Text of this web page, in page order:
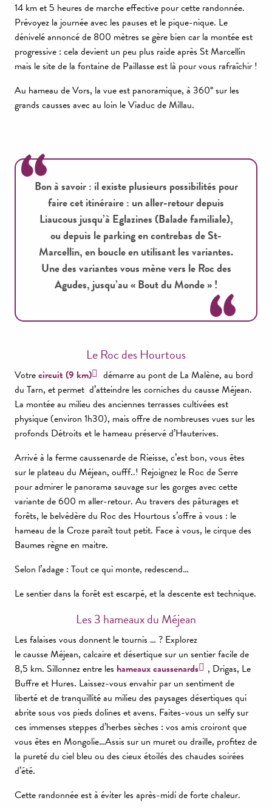
14 km et 5 heures de marche effective pour cette randonnée.
Prévoyez la journée avec les pauses et le pique-nique. Le
dénivelé annoncé de 800 mètres se gère bien car la montée est
progressive : cela devient un peu plus raide après St Marcellin
mais le site de la fontaine de Paillasse est là pour vous rafraîchir !
Au hameau de Vors, la vue est panoramique, à 360° sur les
grands causses avec au loin le Viaduc de Millau.
Bon à savoir : il existe plusieurs possibilités pour
faire cet itinéraire : un aller-retour depuis
Liaucous jusqu’à Eglazines (Balade familiale),
ou depuis le parking en contrebas de St-
Marcellin, en boucle en utilisant les variantes.
Une des variantes vous mène vers le Roc des
Agudes, jusqu’au « Bout du Monde » !
Le Roc des Hourtous
Votrecircuit (9 km)
démarre au pont de La Malène, au bord
du Tarn, et permet d’atteindre les corniches du causse Méjean.
La montée au milieu des anciennes terrasses cultivées est
physique (environ 1h30), mais offre de nombreuses vues sur les
profonds Détroits et le hameau préservé d’Hauterives.
Arrivé à la ferme caussenarde de Rieisse, c’est bon, vous êtes
sur le plateau du Méjean, oufff..! Rejoignez le Roc de Serre
pour admirer le panorama sauvage sur les gorges avec cette
variante de 600 m aller-retour. Au travers des pâturages et
forêts, le belvédère du Roc des Hourtous s’offre à vous : le
hameau de la Croze paraît tout petit. Face à vous, le cirque des
Baumes règne en maitre.
Selon l’adage : Tout ce qui monte, redescend…
Le sentier dans la forêt est escarpé, et la descente est technique.
Les 3 hameaux du Méjean
Les falaises vous donnent le tournis … ? Explorez
le causse Méjean, calcaire et désertique sur un sentier facile de
8,5 km. Sillonnez entre les hameaux caussenards
, Drigas, Le
Buffre et Hures. Laissez-vous envahir par un sentiment de
liberté et de tranquillité au milieu des paysages désertiques qui
abrite sous vos pieds dolines et avens. Faites-vous un selfy sur
ces immenses steppes d’herbes sèches : vos amis croiront que
vous êtes en Mongolie…Assis sur un muret ou draille, profitez de
la pureté du ciel bleu ou des cieux étoilés des chaudes soirées
d’été.
Cette randonnée est à éviter les après-midi de forte chaleur.